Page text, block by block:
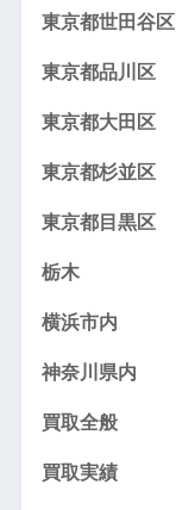
東京都世田谷区
東京都品川区
東京都大田区
東京都杉並区
東京都目黒区
栃木
横浜市内
神奈川県内
買取全般
買取実績